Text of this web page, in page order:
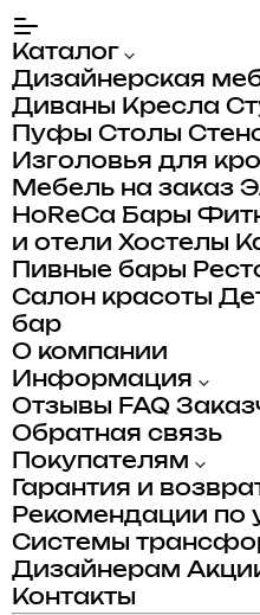
Каталог
Дизайнерская
Диваны Кресла
Пуфы Столы
Изголовья для
Мебель на заказ
HoReCa Бары
и отели Хостелы
Пивные бары
Салон красоты
бар
О компании
Информация
Отзывы FAQ
Обратная связь
Покупателям
Гарантия и
Рекомендации по
Системы
Дизайнерам
Контакты